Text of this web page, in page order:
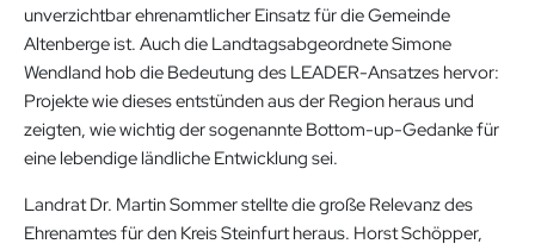
unverzichtbar ehrenamtlicher Einsatz für die Gemeinde
Altenberge ist. Auch die Landtagsabgeordnete Simone
Wendland hob die Bedeutung des LEADER-Ansatzes hervor:
Projekte wie dieses entstünden aus der Region heraus und
zeigten, wie wichtig der sogenannte Bottom-up-Gedanke für
eine lebendige ländliche Entwicklung sei.
Landrat Dr. Martin Sommer stellte die große Relevanz des
Ehrenamtes für den Kreis Steinfurt heraus. Horst Schöpper,